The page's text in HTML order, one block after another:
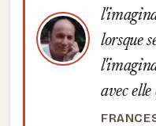
lorsque
avec